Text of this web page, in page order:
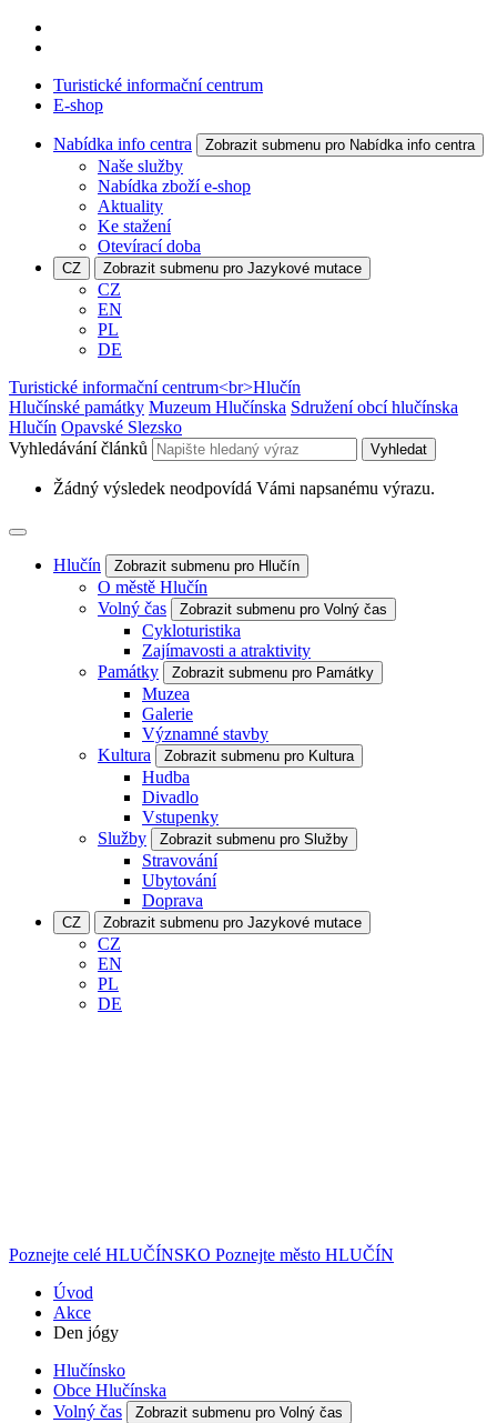
Turistické informační centrum
E-shop
Nabídka info centra Zobrazit submenu pro Nabídka info centra
Naše služby
Nabídka zboží e-shop
Aktuality
Ke stažení
Otevírací doba
CZ Zobrazit submenu pro Jazykové mutace
CZ
EN
PL
DE
Turistické informační centrum<br>Hlučín
Hlučínské památky Muzeum Hlučínska Sdružení obcí hlučínska
Hlučín Opavské Slezsko
Vyhledávání článků
Vyhledat
Žádný výsledek neodpovídá Vámi napsanému výrazu.
Hlučín Zobrazit submenu pro Hlučín
O městě Hlučín
Volný čas
Zobrazit submenu pro Volný čas
Cykloturistika
Zajímavosti a atraktivity
Památky
Zobrazit submenu pro Památky
Muzea
Galerie
Významné stavby
Kultura
Zobrazit submenu pro Kultura
Hudba
Divadlo
Vstupenky
Služby
Zobrazit submenu pro Služby
Stravování
Ubytování
Doprava
CZ Zobrazit submenu pro Jazykové mutace
CZ
EN
PL
DE
Poznejte celé HLUČÍNSKO Poznejte město HLUČÍN
Úvod
Akce
Den jógy
Hlučínsko
Obce Hlučínska
Volný čas
Zobrazit submenu pro Volný čas